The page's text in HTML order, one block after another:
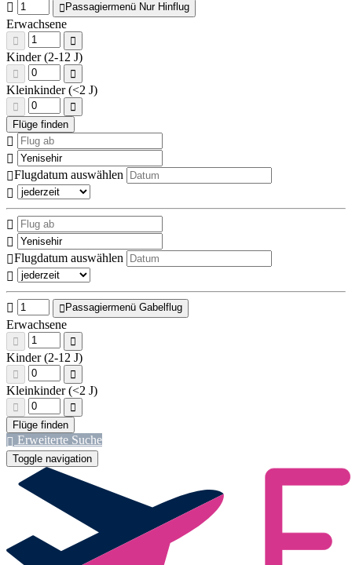
Passagiermenü Nur Hinflug
Erwachsene
Kinder (2-12 J)
Kleinkinder (<2 J)
Flugdatum auswählen
Flugdatum auswählen
Passagiermenü Gabelflug
Erwachsene
Kinder (2-12 J)
Kleinkinder (<2 J)
Erweiterte Suche
Toggle navigation